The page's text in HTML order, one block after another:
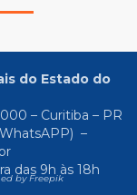
do Estado do
– Curitiba – PR
–
das 9h às 18h
by Freepik